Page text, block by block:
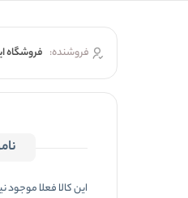
فروشنده: فروشگاه
این کالا فعلا موجود